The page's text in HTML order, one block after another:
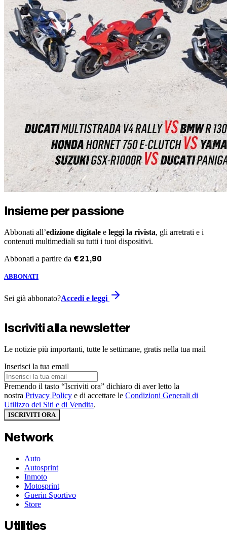
Insieme per passione
Abbonati all’edizione digitale e leggi la rivista, gli arretrati e i
contenuti multimediali su tutti i tuoi dispositivi.
Abbonati a partire da €21,90
ABBONATI
Sei già abbonato?Accedi e leggi
Iscriviti alla newsletter
Le notizie più importanti, tutte le settimane, gratis nella tua mail
Inserisci la tua email
Premendo il tasto “Iscriviti ora” dichiaro di aver letto la
nostra Privacy Policy e di accettare le Condizioni Generali di
Utilizzo dei Siti e di Vendita.
ISCRIVITI ORA
Network
Auto
Autosprint
Inmoto
Motosprint
Guerin Sportivo
Store
Utilities